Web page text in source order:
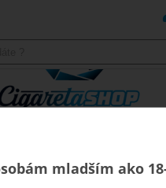
mladším ako